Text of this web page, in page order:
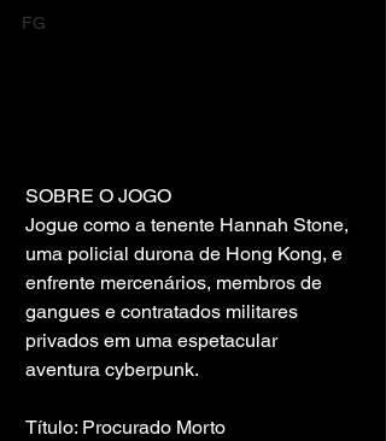
FG
SOBRE O JOGO
Jogue como a tenente Hannah Stone,
uma policial durona de Hong Kong, e
enfrente mercenários, membros de
gangues e contratados militares
privados em uma espetacular
aventura cyberpunk.
Título: Procurado Morto